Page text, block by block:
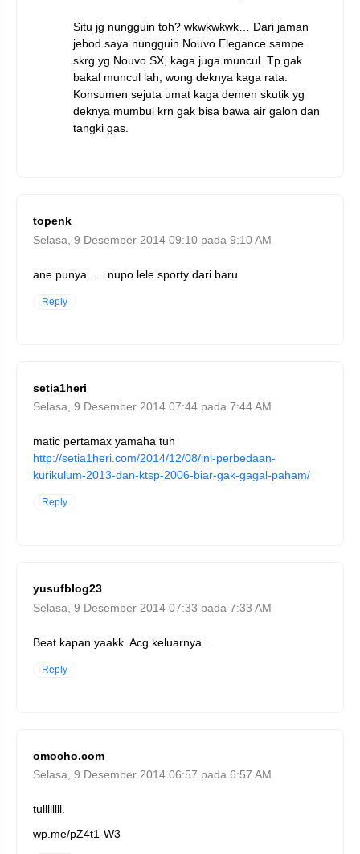
Situ jg nungguin toh? wkwkwkwk… Dari jaman
jebod saya nungguin Nouvo Elegance sampe
skrg yg Nouvo SX, kaga juga muncul. Tp gak
bakal muncul lah, wong deknya kaga rata.
Konsumen sejuta umat kaga demen skutik yg
deknya mumbul krn gak bisa bawa air galon dan
tangki gas.
topenk
Selasa, 9 Desember 2014 09:10 pada 9:10 AM
ane punya….. nupo lele sporty dari baru
Reply
setia1heri
Selasa, 9 Desember 2014 07:44 pada 7:44 AM
matic pertamax yamaha tuh
http://setia1heri.com/2014/12/08/ini-perbedaan-
kurikulum-2013-dan-ktsp-2006-biar-gak-gagal-paham/
Reply
yusufblog23
Selasa, 9 Desember 2014 07:33 pada 7:33 AM
Beat kapan yaakk. Acg keluarnya..
Reply
omocho.com
Selasa, 9 Desember 2014 06:57 pada 6:57 AM
tullllllll.
wp.me/pZ4t1-W3